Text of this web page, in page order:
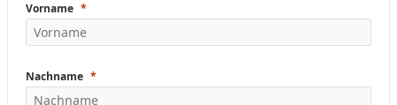
Vorname
Nachname